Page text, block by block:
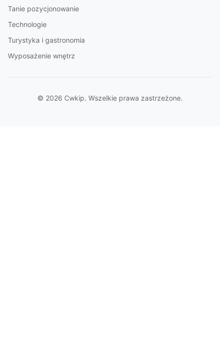
Tanie pozycjonowanie
Technologie
Turystyka i gastronomia
Wyposażenie wnętrz
© 2026 Cwkip. Wszelkie prawa zastrzeżone.